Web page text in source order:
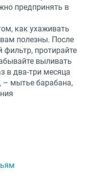
предпринять в
как ухаживать
полезны. После
протирайте
выливать
в два-три месяца
– мытье барабана,